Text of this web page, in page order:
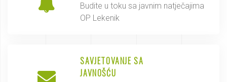
Budite u toku sa javnim natječajima
OP Lekenik
SAVJETOVANJE SA
JAVNOŠĆU